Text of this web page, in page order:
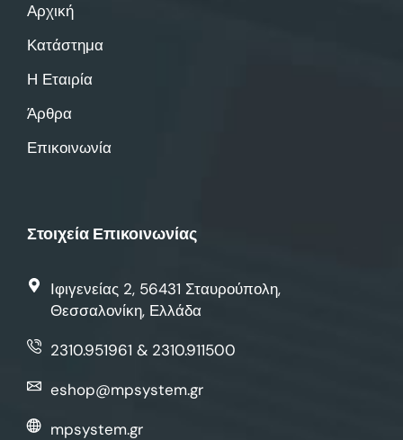
Αρχική
Κατάστημα
Η Εταιρία
Άρθρα
Επικοινωνία
Στοιχεία Επικοινωνίας
Ιφιγενείας 2, 56431 Σταυρούπολη,
Θεσσαλονίκη, Ελλάδα
2310.951961 & 2310.911500
eshop@mpsystem.gr
mpsystem.gr